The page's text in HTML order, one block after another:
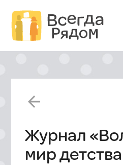
arrow_back
Журнал
мир